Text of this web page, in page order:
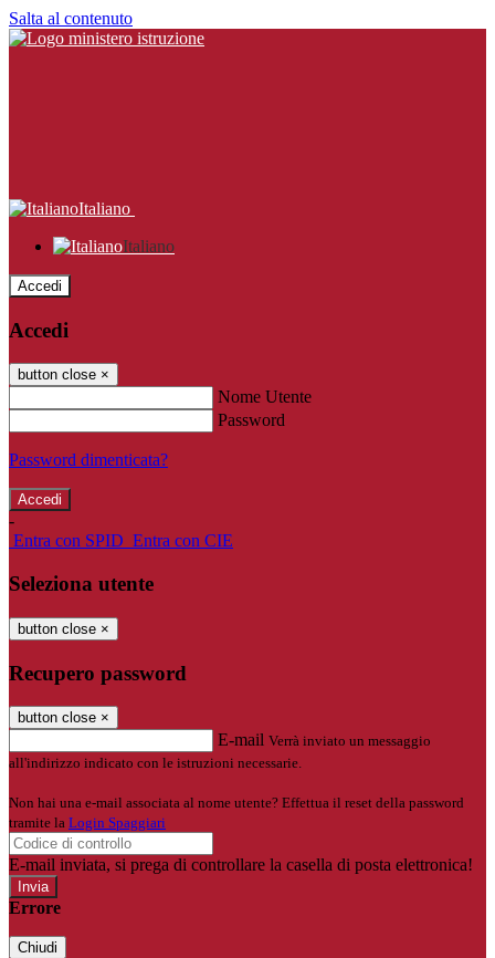
Salta al contenuto
Italiano
Italiano
Accedi
Accedi
button close ×
Nome Utente
Password
Password dimenticata?
-
Entra con SPID Entra con CIE
Seleziona utente
button close ×
Recupero password
button close ×
E-mail Verrà inviato un messaggio
all'indirizzo indicato con le istruzioni necessarie.
Non hai una e-mail associata al nome utente? Effettua il reset della password
tramite la Login Spaggiari
E-mail inviata, si prega di controllare la casella di posta elettronica!
Errore
Chiudi